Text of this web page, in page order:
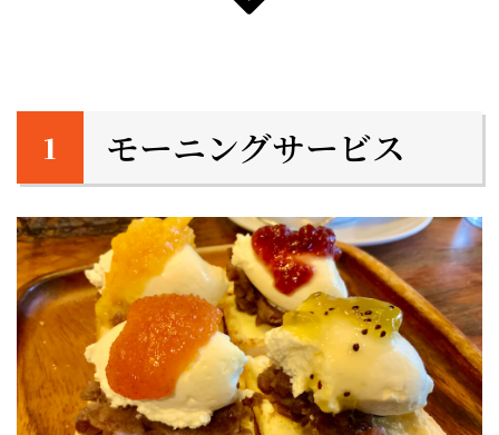
モーニングサービス